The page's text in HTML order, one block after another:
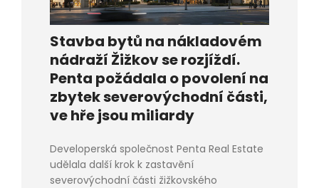
Stavba bytů na nákladovém
nádraží Žižkov se rozjíždí.
Penta požádala o povolení na
zbytek severovýchodní části,
ve hře jsou miliardy
Developerská společnost Penta Real Estate
udělala další krok k zastavění
severovýchodní části žižkovského